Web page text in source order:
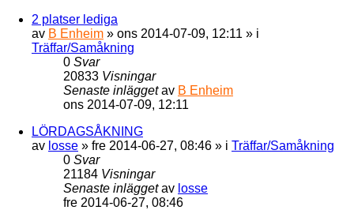
2 platser lediga
av B Enheim » ons 2014-07-09, 12:11 » i
Träffar/Samåkning
0 Svar
20833 Visningar
Senaste inläggetav B Enheim
ons 2014-07-09, 12:11
LÖRDAGSÅKNING
av losse » fre 2014-06-27, 08:46 » i Träffar/Samåkning
0 Svar
21184 Visningar
Senaste inläggetav losse
fre 2014-06-27, 08:46